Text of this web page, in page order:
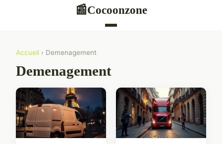
📰Cocoonzone
Accueil › Demenagement
Demenagement